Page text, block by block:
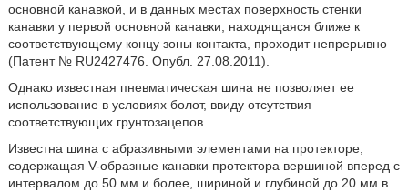
основной канавкой, и в данных местах поверхность стенки
канавки у первой основной канавки, находящаяся ближе к
соответствующему концу зоны контакта, проходит непрерывно
(Патент № RU2427476. Опубл. 27.08.2011).
Однако известная пневматическая шина не позволяет ее
использование в условиях болот, ввиду отсутствия
соответствующих грунтозацепов.
Известна шина с абразивными элементами на протекторе,
содержащая V-образные канавки протектора вершиной вперед с
интервалом до 50 мм и более, шириной и глубиной до 20 мм в